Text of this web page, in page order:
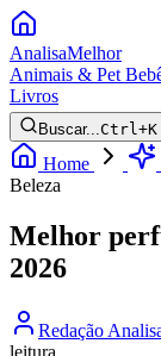
AnalisaMelhor
Animais & Pet
Livros
Buscar...Ctrl+K
Home
Beleza
Melhor
2026
Redação
leitura